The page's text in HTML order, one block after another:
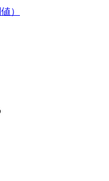
）